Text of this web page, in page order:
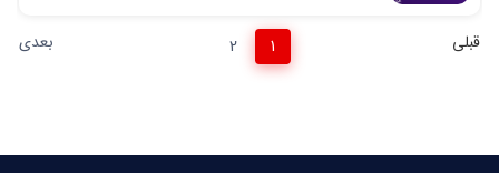
قبلی 1
2 بعدی